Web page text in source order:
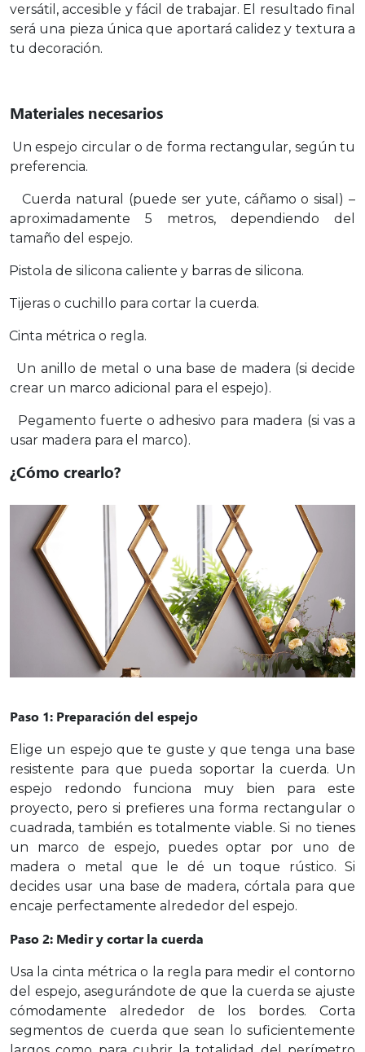
versátil, accesible y fácil de trabajar. El resultado final
será una pieza única que aportará calidez y textura a
tu decoración.
Materiales necesarios
Un espejo circular o de forma rectangular, según tu
preferencia.
Cuerda natural (puede ser yute, cáñamo o sisal) –
aproximadamente 5 metros, dependiendo del
tamaño del espejo.
Pistola de silicona caliente y barras de silicona.
Tijeras o cuchillo para cortar la cuerda.
Cinta métrica o regla.
Un anillo de metal o una base de madera (si decide
crear un marco adicional para el espejo).
Pegamento fuerte o adhesivo para madera (si vas a
usar madera para el marco).
¿Cómo crearlo?
Paso 1: Preparación del espejo
Elige un espejo que te guste y que tenga una base
resistente para que pueda soportar la cuerda. Un
espejo redondo funciona muy bien para este
proyecto, pero si prefieres una forma rectangular o
cuadrada, también es totalmente viable. Si no tienes
un marco de espejo, puedes optar por uno de
madera o metal que le dé un toque rústico. Si
decides usar una base de madera, córtala para que
encaje perfectamente alrededor del espejo.
Paso 2: Medir y cortar la cuerda
Usa la cinta métrica o la regla para medir el contorno
del espejo, asegurándote de que la cuerda se ajuste
cómodamente alrededor de los bordes. Corta
segmentos de cuerda que sean lo suficientemente